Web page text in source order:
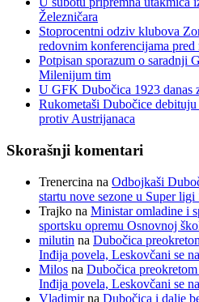
Železničara
Stoprocentni odziv klubova
redovnim konferencijama pred
Potpisan sporazum o saradnji
Milenijum tim
U GFK Dubočica 1923 danas
Rukometaši Dubočice
protiv Austrijanaca
Skorašnji komentari
Trenercina na Odbojkaši
startu nove sezone u Super ligi
Trajko na Ministar omladine i
sportsku opremu Osnovnoj
milutin na Dubočica
Inđija povela, Leskovčani se
Milos na Dubočica
Inđija povela, Leskovčani se
Vladimirna Dubočica i dalje